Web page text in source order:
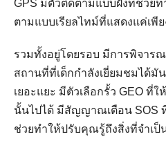
GPS มีตัวติดตามแบบฝังที่ช่วย
ตามแบบเรียลไทม์ที่แสดงแค่เพี
รวมทั้งอยู่โดยรอบ มีการพิจาร
สถานที่ที่เด็กกำลังเยี่ยมชมได้มั
เยอะแยะ มีตัวเลือกรั้ว GEO
นั้นไปได้ มีสัญญาณเตือน SOS
ช่วยทำให้ปรับคุณรู้ถึงสิ่งที่จำเป็